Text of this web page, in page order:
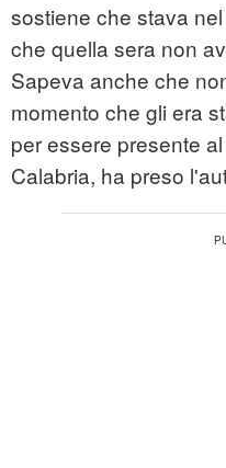
sostiene che stava
che quella sera non
Sapeva anche che
momento che gli era
per essere presente
Calabria, ha preso